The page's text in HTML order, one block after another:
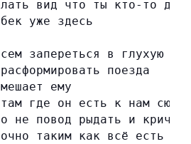
вид что ты кто-то
уже здесь
запереться в глухую
поезда
ему
где он есть к нам сюда
не повод рыдать и
таким как всё есть